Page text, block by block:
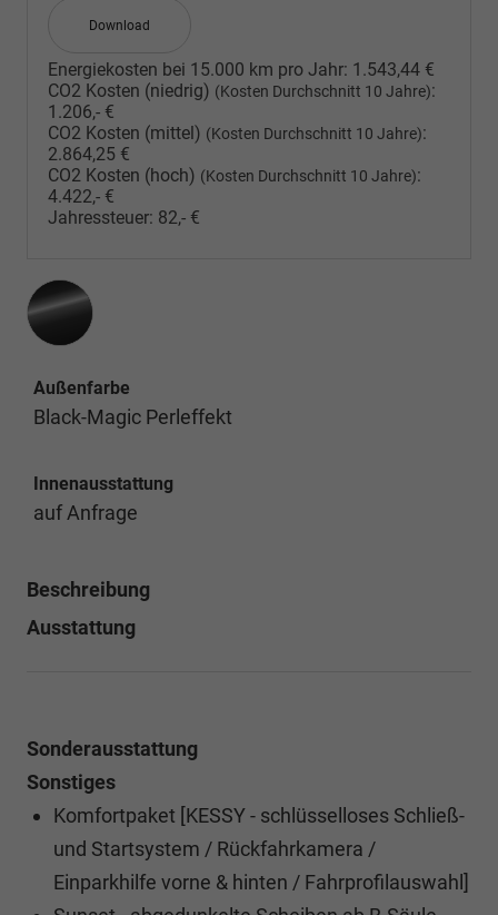
Download
Energiekosten bei 15.000 km pro Jahr: 1.543,44 €
CO2 Kosten (niedrig) (Kosten Durchschnitt 10 Jahre):
1.206,- €
CO2 Kosten (mittel) (Kosten Durchschnitt 10 Jahre):
2.864,25 €
CO2 Kosten (hoch) (Kosten Durchschnitt 10 Jahre):
4.422,- €
Jahressteuer: 82,- €
Außenfarbe
Black-Magic Perleffekt
Innenausstattung
auf Anfrage
Beschreibung
Ausstattung
Sonderausstattung
Sonstiges
Komfortpaket [KESSY - schlüsselloses Schließ-
und Startsystem / Rückfahrkamera /
Einparkhilfe vorne & hinten / Fahrprofilauswahl]